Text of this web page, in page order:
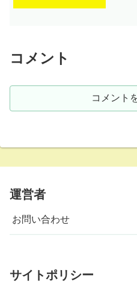
もワ
コメント
コメント
運営者
お問い合わせ
サイトポリシー